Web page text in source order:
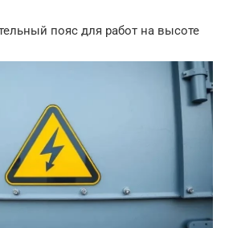
пояс для работ на высоте